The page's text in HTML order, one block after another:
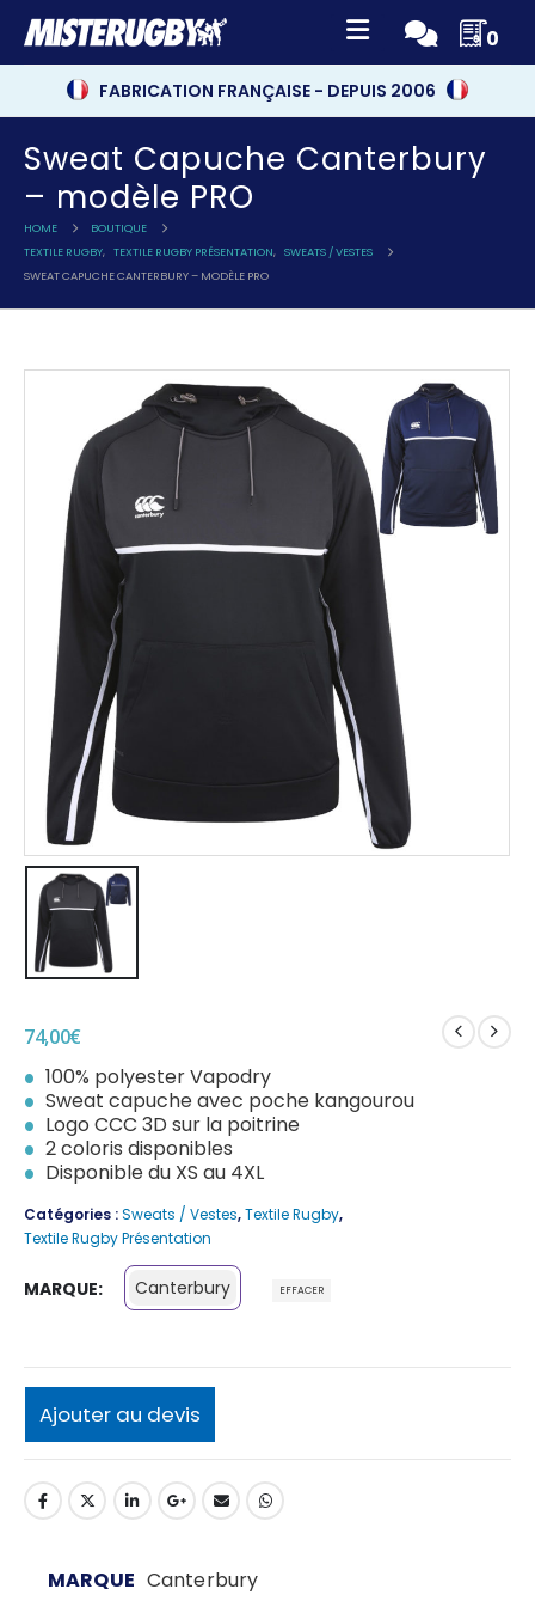
0
FABRICATION FRANÇAISE - DEPUIS 2006
Sweat Capuche Canterbury
– modèle PRO
HOME
BOUTIQUE
TEXTILE RUGBY, TEXTILE RUGBY PRÉSENTATION, SWEATS / VESTES
SWEAT CAPUCHE CANTERBURY – MODÈLE PRO
74,00€
100% polyester Vapodry
Sweat capuche avec poche kangourou
Logo CCC 3D sur la poitrine
2 coloris disponibles
Disponible du XS au 4XL
Catégories :Sweats / Vestes,Textile Rugby,
Textile Rugby Présentation
MARQUE Canterbury EFFACER
Ajouter au devis
MARQUE Canterbury